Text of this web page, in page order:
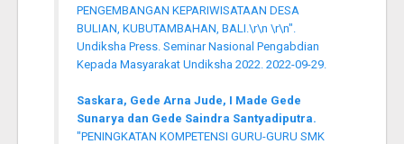
PENGEMBANGAN KEPARIWISATAAN DESA
BULIAN, KUBUTAMBAHAN, BALI.\r\n \r\n".
Undiksha Press. Seminar Nasional Pengabdian
Kepada Masyarakat Undiksha 2022. 2022-09-29.
Saskara, Gede Arna Jude, I Made Gede
Sunarya dan Gede Saindra Santyadiputra.
"PENINGKATAN KOMPETENSI GURU-GURU SMK